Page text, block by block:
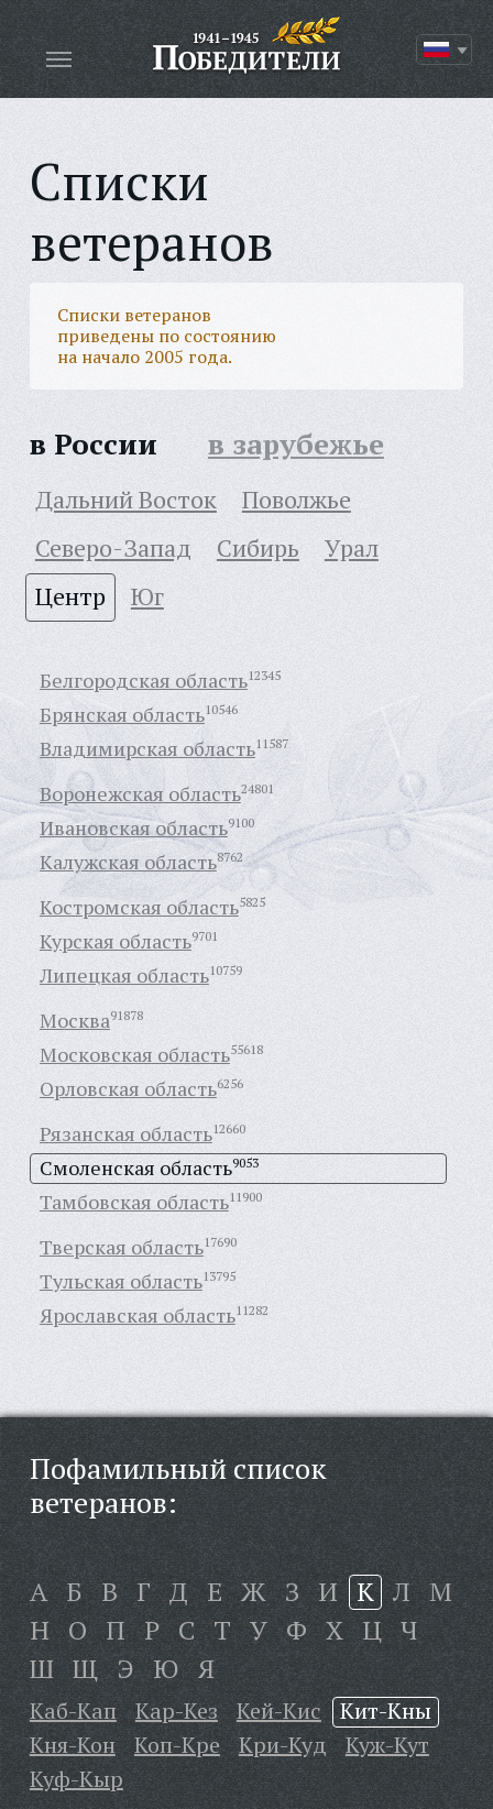
Списки
ветеранов
Списки ветеранов
приведены по состоянию
на начало 2005 года.
в России в зарубежье
Дальний Восток
Поволжье
Северо-Запад
Сибирь
Урал
Центр
Юг
Белгородская область12345
Брянская область10546
Владимирская область11587
Воронежская область24801
Ивановская область9100
Калужская область8762
Костромская область5825
Курская область9701
Липецкая область10759
Москва91878
Московская область55618
Орловская область6256
Рязанская область12660
Смоленская область9053
Тамбовская область11900
Тверская область17690
Тульская область13795
Ярославская область11282
Пофамильный список
ветеранов:
А Б В Г Д Е Ж З И К Л М
Н О П Р С Т У Ф Х Ц Ч
Ш Щ Э Ю Я
Каб-Кап Кар-Кез Кей-Кис
Кит-Кны
Кня-Кон
Коп-Кре Кри-Куд
Куж-Кут
Куф-Кыр